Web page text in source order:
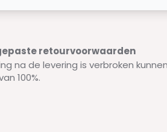
retourvoorwaarden
na de levering is verbroken
100%.